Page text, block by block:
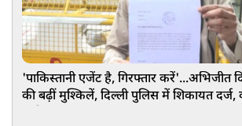
'पाकिस्तानी एजेंट है, गिरफ्तार करें'...अभिजीत
की बढ़ीं मुश्किलें, दिल्ली पुलिस में शिकायत दर्ज,